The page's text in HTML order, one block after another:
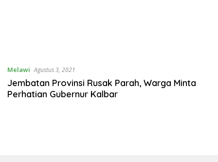
Melawi Agustus 3, 2021
Jembatan Provinsi Rusak Parah, Warga Minta
Perhatian Gubernur Kalbar